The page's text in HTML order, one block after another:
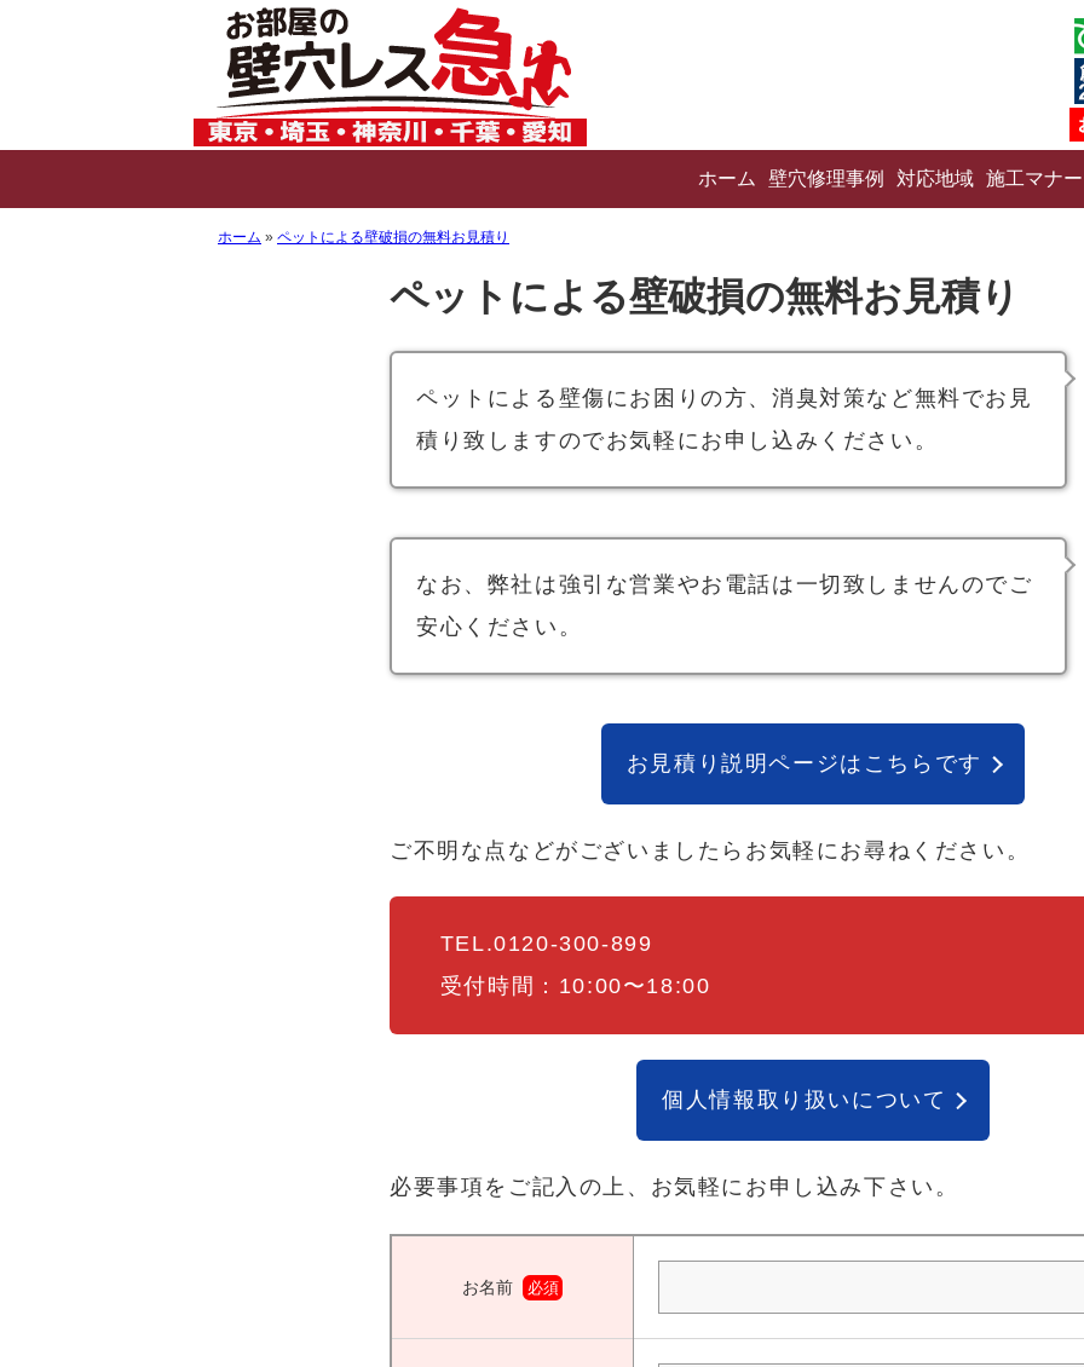
ホーム 壁穴修理事例 対応地域 施工マナー
ホーム ペットによる壁破損の無料お見積り
ペットによる壁破損の無料お見積り
ペットによる壁傷にお困りの方、消臭対策など無料でお見
積り致しますのでお気軽にお申し込みください。
なお、弊社は強引な営業やお電話は一切致しませんのでご
安心ください。
お見積り説明ページはこちらです
ご不明な点などがございましたらお気軽にお尋ねください。
TEL.0120-300-899
受付時間：10:00〜18:00
個人情報取り扱いについて
必要事項をご記入の上、お気軽にお申し込み下さい。
お名前 必須